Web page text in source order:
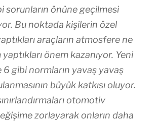
sorunların önüne geçilmesi
Bu noktada kişilerin özel
araçların atmosfere ne
yaptıkları önem kazanıyor. Yeni
6 gibi normların yavaş yavaş
büyük katkısı oluyor.
otomotiv
zorlayarak onların daha